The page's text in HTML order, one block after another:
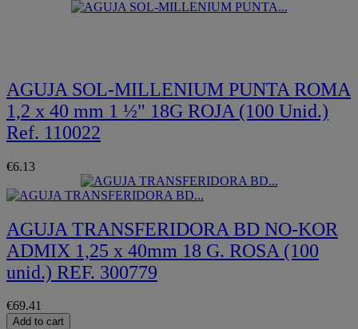
AGUJA SOL-MILLENIUM PUNTA ROMA
1,2 x 40 mm 1 ½" 18G ROJA (100 Unid.)
Ref. 110022
€6.13
AGUJA TRANSFERIDORA BD NO-KOR
ADMIX 1,25 x 40mm 18 G. ROSA (100
unid.) REF. 300779
€69.41
Add to cart